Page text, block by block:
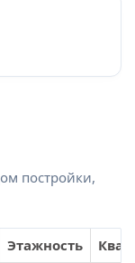
постройки,
Этажность